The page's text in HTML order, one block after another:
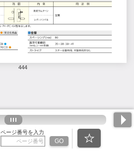
444
ページ番号を入力
GO